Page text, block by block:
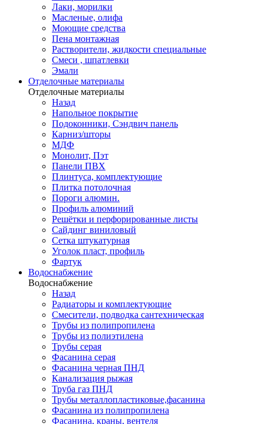
Лаки, морилки
Масленые, олифа
Моющие средства
Пена монтажная
Растворители, жидкости специальные
Смеси , шпатлевки
Эмали
Отделочные материалы
Отделочные материалы
Назад
Напольное покрытие
Подоконники, Сэндвич панель
Карниз/шторы
МДФ
Монолит, Пэт
Панели ПВХ
Плинтуса, комплектующие
Плитка потолочная
Пороги алюмин.
Профиль алюминий
Решётки и перфорированные листы
Сайдинг виниловый
Сетка штукатурная
Уголок пласт, профиль
Фартук
Водоснабжение
Водоснабжение
Назад
Радиаторы и комплектующие
Смесители, подводка сантехническая
Трубы из полипропилена
Трубы из полиэтилена
Трубы серая
Фасанина серая
Фасанина черная ПНД
Канализация рыжая
Труба газ ПНД
Трубы металлопластиковые,фасанина
Фасанина из полипропилена
Фасанина, краны, вентеля